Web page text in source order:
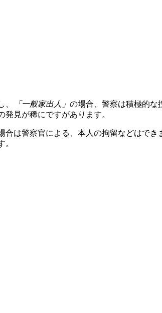
「一般家出人」 の場合、警察は積極的な
見が稀にですがあります。
は警察官による、本人の拘留などはでき
。